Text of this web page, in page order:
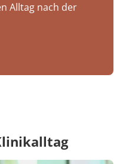
Alltag nach der